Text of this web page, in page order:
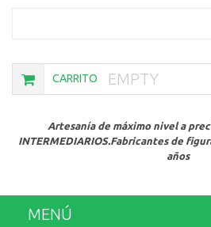
CARRITO EMPTY
Artesanía de máximo nivel a
INTERMEDIARIOS.Fabricantes de
años
MENÚ